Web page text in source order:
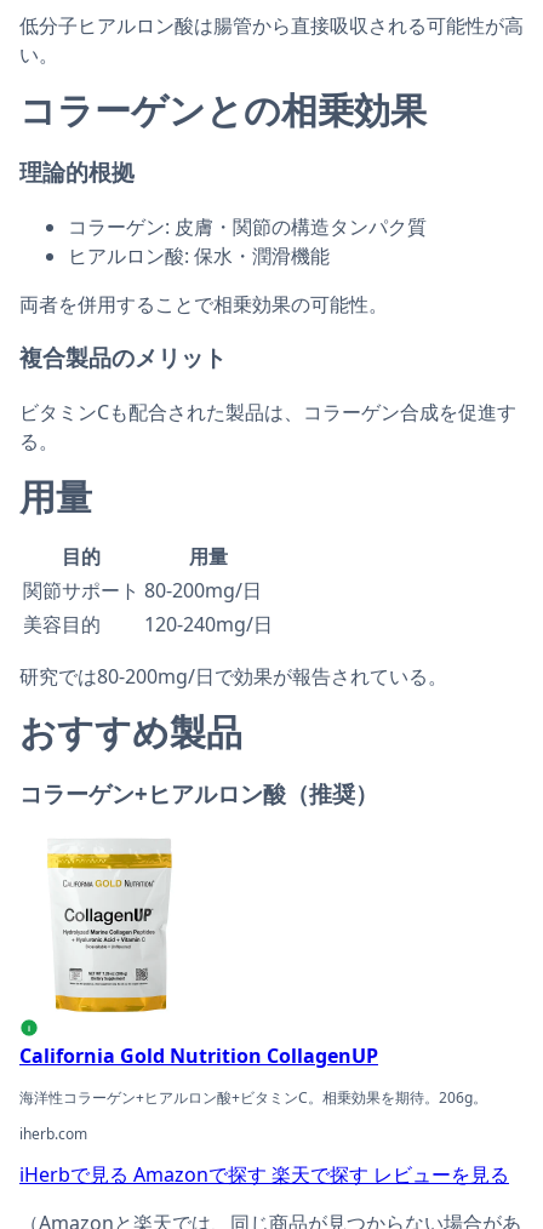
低分子ヒアルロン酸は腸管から直接吸収される可能性が高
い。
コラーゲンとの相乗効果
理論的根拠
コラーゲン: 皮膚・関節の構造タンパク質
ヒアルロン酸: 保水・潤滑機能
両者を併用することで相乗効果の可能性。
複合製品のメリット
ビタミンCも配合された製品は、コラーゲン合成を促進す
る。
用量
目的
用量
関節サポート 80-200mg/日
美容目的
120-240mg/日
研究では80-200mg/日で効果が報告されている。
おすすめ製品
コラーゲン+ヒアルロン酸（推奨）
California Gold Nutrition CollagenUPの商品ページへ
i
California Gold Nutrition CollagenUP
海洋性コラーゲン+ヒアルロン酸+ビタミンC。相乗効果を期待。206g。
iherb.com
iHerbで見る Amazonで探す 楽天で探す レビューを見る
（Amazonと楽天では、同じ商品が見つからない場合があ